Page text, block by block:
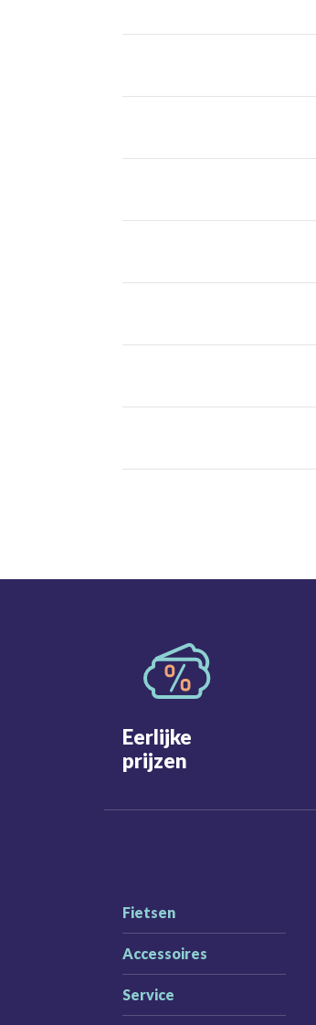
Eerlijke
prijzen
Fietsen
Accessoires
Service